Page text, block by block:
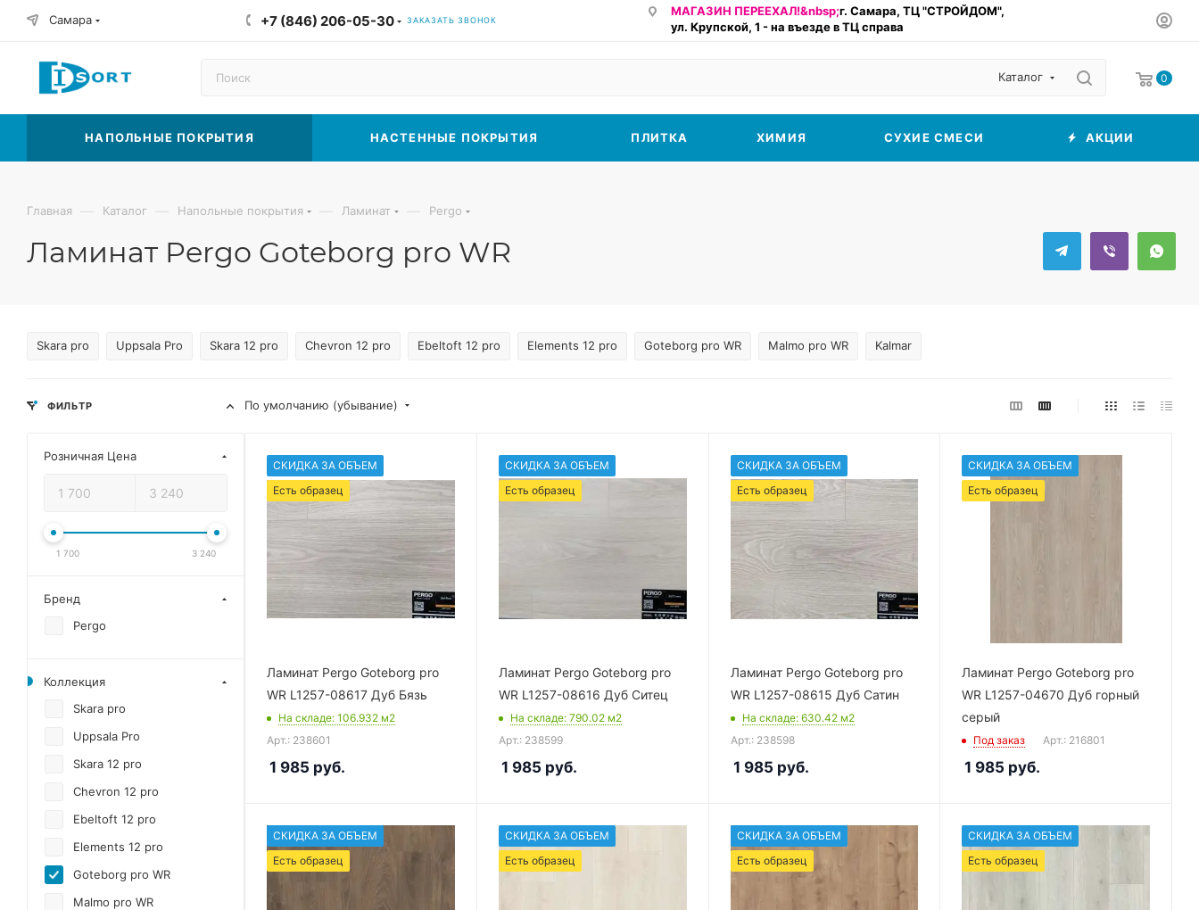
Самара +7 (846) 206-05-30 ЗАКАЗАТЬ ЗВОНОК
МАГАЗИН ПЕРЕЕХАЛ!&nbsp;г. Самара, ТЦ "СТРОЙДОМ",
ул. Крупской, 1 - на въезде в ТЦ справа
Каталог 0
НАПОЛЬНЫЕ ПОКРЫТИЯ НАСТЕННЫЕ ПОКРЫТИЯ ПЛИТКА ХИМИЯ СУХИЕ СМЕСИ АКЦИИ
Главная — Каталог — Напольные покрытия — Ламинат — Pergo
Ламинат Pergo Goteborg pro WR
Skara pro Uppsala Pro Skara 12 pro Chevron 12 pro Ebeltoft 12 pro Elements 12 pro Goteborg pro WR Malmo pro WR Kalmar
По умолчанию (убывание)
СКИДКА ЗА ОБЪЕМ
Есть образец
Ламинат Pergo Goteborg pro
WR L1257-08617 Дуб Бязь
На складе: 106.932 м2
Арт.: 238601
1 985 руб.
СКИДКА ЗА ОБЪЕМ
Есть образец
Ламинат Pergo Goteborg pro
WR L1257-08616 Дуб Ситец
На складе: 790.02 м2
Арт.: 238599
1 985 руб.
СКИДКА ЗА ОБЪЕМ
Есть образец
Ламинат Pergo Goteborg pro
WR L1257-08615 Дуб Сатин
На складе: 630.42 м2
Арт.: 238598
1 985 руб.
СКИДКА ЗА ОБЪЕМ
Есть образец
Ламинат Pergo Goteborg pro
WR L1257-04670 Дуб горный
серый
Под заказ Арт.: 216801
1 985 руб.
СКИДКА ЗА ОБЪЕМ
Есть образец
СКИДКА ЗА ОБЪЕМ
Есть образец
СКИДКА ЗА ОБЪЕМ
Есть образец
СКИДКА ЗА ОБЪЕМ
Есть образец
ФИЛЬТР
Розничная Цена
1 700 3 240
Бренд
Pergo
Коллекция
Skara pro
Uppsala Pro
Skara 12 pro
Chevron 12 pro
Ebeltoft 12 pro
Elements 12 pro
Goteborg pro WR
Malmo pro WR